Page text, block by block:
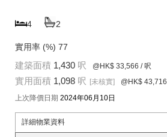
4 2
實用率 (%) 77
建築面積 1,430 呎 @HK$ 33,566 / 呎
實用面積 1,098 呎 [未核實] @HK$ 43,716
上次降價日期 2024年06月10日
詳細物業資料